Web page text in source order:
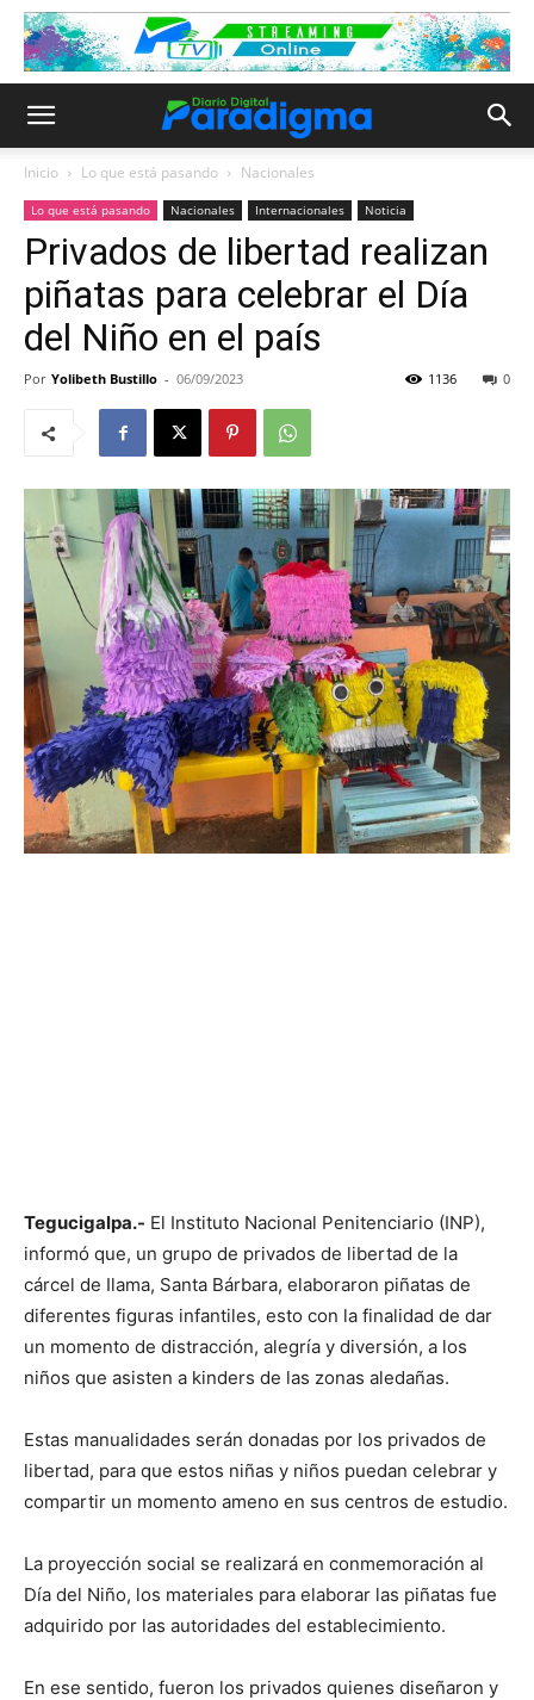
Inicio Lo que está pasando Nacionales
Lo que está pasando Nacionales Internacionales Noticia
Privados de libertad realizan
piñatas para celebrar el Día
del Niño en el país
Por Yolibeth Bustillo - 06/09/2023 0
1136
Tegucigalpa.- El Instituto Nacional Penitenciario (INP),
informó que, un grupo de privados de libertad de la
cárcel de Ilama, Santa Bárbara, elaboraron piñatas de
diferentes figuras infantiles, esto con la finalidad de dar
un momento de distracción, alegría y diversión, a los
niños que asisten a kinders de las zonas aledañas.
Estas manualidades serán donadas por los privados de
libertad, para que estos niñas y niños puedan celebrar y
compartir un momento ameno en sus centros de estudio.
La proyección social se realizará en conmemoración al
Día del Niño, los materiales para elaborar las piñatas fue
adquirido por las autoridades del establecimiento.
En ese sentido, fueron los privados quienes diseñaron y